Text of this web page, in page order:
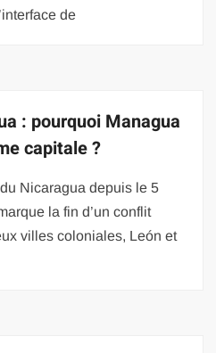
de
: pourquoi Managua
capitale ?
Nicaragua depuis le 5
la fin d’un conflit
villes coloniales, León et